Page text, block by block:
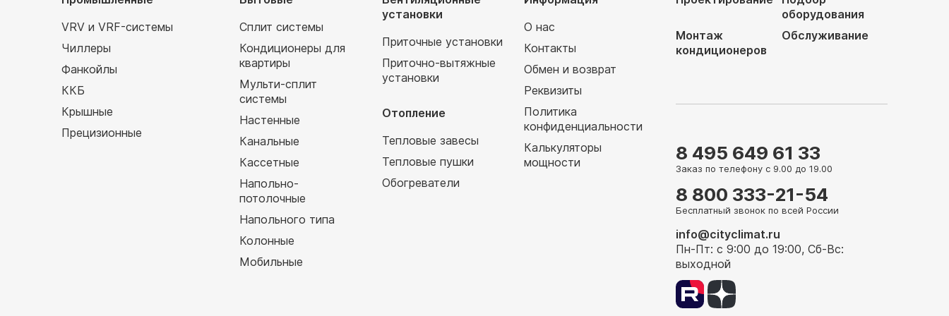
VRV и VRF-системы
Чиллеры
Фанкойлы
ККБ
Крышные
Прецизионные
Сплит системы
Кондиционеры для
квартиры
Мульти-сплит
системы
Настенные
Канальные
Кассетные
Напольно-
потолочные
Напольного типа
Колонные
Мобильные
установки
Приточные установки
Приточно-вытяжные
установки
Отопление
Тепловые завесы
Тепловые пушки
Обогреватели
О нас
Контакты
Обмен и возврат
Реквизиты
Политика
конфиденциальности
Калькуляторы
мощности
оборудования
Монтаж
кондиционеров
Обслуживание
8 495 649 61 33
Заказ по телефону с 9.00 до 19.00
8 800 333-21-54
Бесплатный звонок по всей России
info@cityclimat.ru
Пн-Пт: с 9:00 до 19:00, Сб-Вс:
выходной